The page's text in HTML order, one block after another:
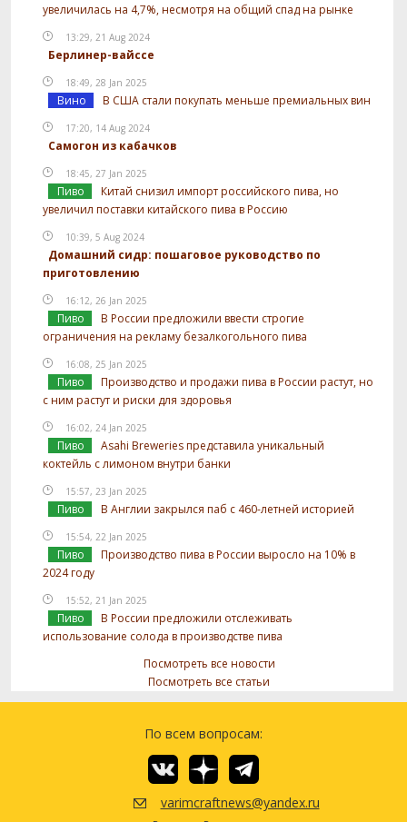
увеличилась на 4,7%, несмотря на общий спад на рынке
13:29, 21 Aug 2024
Берлинер-вайссе
18:49, 28 Jan 2025
Вино В США стали покупать меньше премиальных вин
17:20, 14 Aug 2024
Самогон из кабачков
18:45, 27 Jan 2025
Пиво
Китай снизил импорт российского пива, но
увеличил поставки китайского пива в Россию
10:39, 5 Aug 2024
Домашний сидр: пошаговое руководство по
приготовлению
16:12, 26 Jan 2025
Пиво
В России предложили ввести строгие
ограничения на рекламу безалкогольного пива
16:08, 25 Jan 2025
Пиво
Производство и продажи пива в России растут, но
с ним растут и риски для здоровья
16:02, 24 Jan 2025
Пиво
Asahi Breweries представила уникальный
коктейль с лимоном внутри банки
15:57, 23 Jan 2025
Пиво В Англии закрылся паб с 460-летней историей
15:54, 22 Jan 2025
Пиво
Производство пива в России выросло на 10% в
2024 году
15:52, 21 Jan 2025
Пиво
В России предложили отслеживать
использование солода в производстве пива
Посмотреть все новости
Посмотреть все статьи
По всем вопросам:
varimcraftnews@yandex.ru